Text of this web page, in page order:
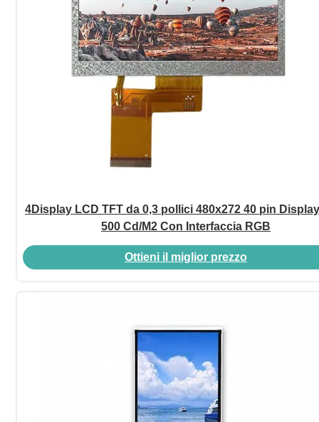
4Display LCD TFT da 0,3 pollici 480x272 40 pin
500 Cd/M2 Con Interfaccia RGB
Ottieni il miglior prezzo